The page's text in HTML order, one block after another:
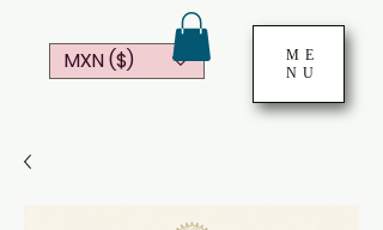
ME
NU
MXN ($)